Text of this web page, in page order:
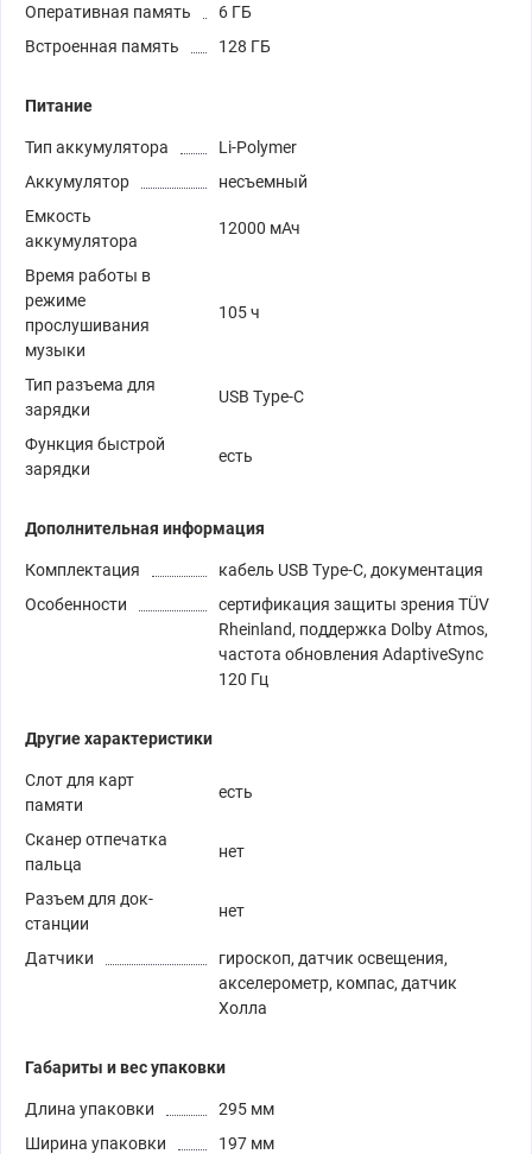
Оперативная память
6 ГБ
Встроенная память
128 ГБ
Питание
Тип аккумулятора
Li-Polymer
Аккумулятор
несъемный
Емкость
аккумулятора
12000 мАч
Время работы в
режиме
прослушивания
музыки
105 ч
Тип разъема для
зарядки
USB Type-C
Функция быстрой
зарядки
есть
Дополнительная информация
Комплектация
кабель USB Type-C, документация
Особенности
сертификация защиты зрения TÜV
Rheinland, поддержка Dolby Atmos,
частота обновления AdaptiveSync
120 Гц
Другие характеристики
Слот для карт
памяти
есть
Сканер отпечатка
пальца
нет
Разъем для док-
станции
нет
Датчики
гироскоп, датчик освещения,
акселерометр, компас, датчик
Холла
Габариты и вес упаковки
Длина упаковки
295 мм
Ширина упаковки
197 мм